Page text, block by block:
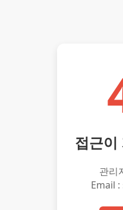
접근이
관리
Email